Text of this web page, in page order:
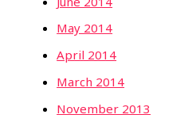
May 2014
April 2014
March 2014
November 2013